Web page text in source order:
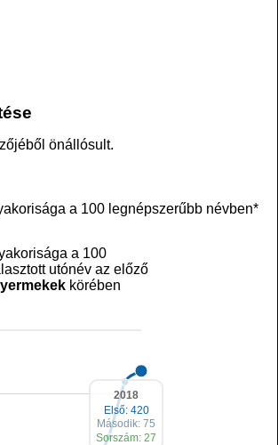
önállósult.
a 100 legnépszerűbb névben*
a 100
utónév az előző
körében
2018
Első: 420
Második: 75
Sorszám: 27